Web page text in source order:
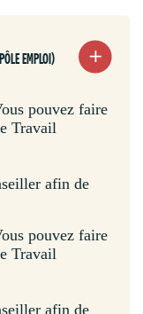
EMPLOI)
pouvez faire
Travail
afin de
pouvez faire
Travail
afin de